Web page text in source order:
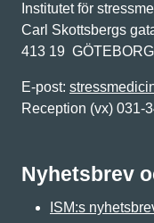
Institutet för
Carl Skottsbergs
413 19 GÖTEBORG
E-post:
Reception (vx) 031-
Nyhetsbrev
ISM:s